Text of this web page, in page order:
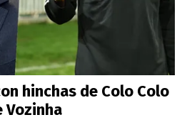
hinchas de Colo Colo
Vozinha